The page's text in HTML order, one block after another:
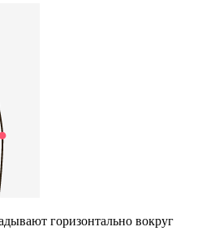
горизонтально вокруг